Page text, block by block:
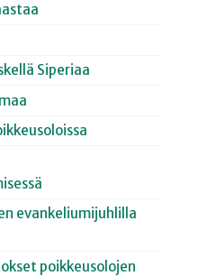
Siperiaa
evankeliumijuhlilla
poikkeusolojen